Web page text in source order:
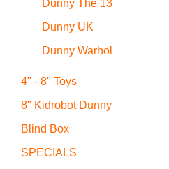
Dunny The 13
Dunny UK
Dunny Warhol
4" - 8" Toys
8" Kidrobot Dunny
Blind Box
SPECIALS